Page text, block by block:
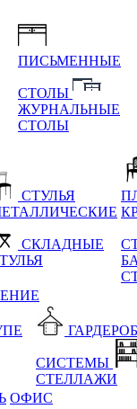
ПИСЬМЕННЫЕ
СТОЛЫ
ЖУРНАЛЬНЫЕ
СТОЛЫ
СТУЛЬЯ
СКЛАДНЫЕ
СИСТЕМЫ
СТЕЛЛАЖИ
ОФИС